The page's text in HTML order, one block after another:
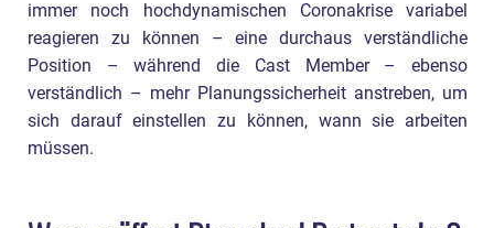
immer noch hochdynamischen Coronakrise variabel
reagieren zu können – eine durchaus verständliche
Position – während die Cast Member – ebenso
verständlich – mehr Planungssicherheit anstreben, um
sich darauf einstellen zu können, wann sie arbeiten
müssen.